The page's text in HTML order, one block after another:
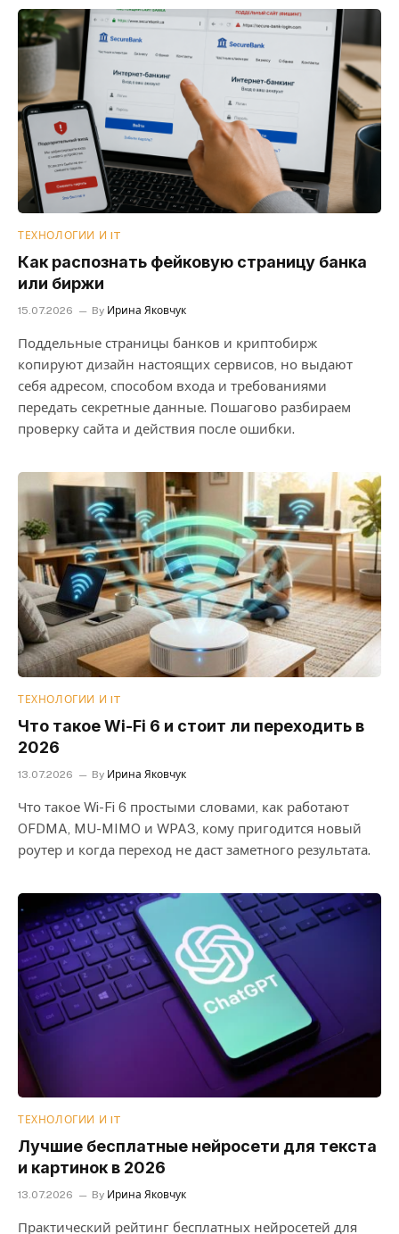
ТЕХНОЛОГИИ И IT
Как распознать фейковую страницу банка
или биржи
15.07.2026 By Ирина Яковчук
Поддельные страницы банков и криптобирж
копируют дизайн настоящих сервисов, но выдают
себя адресом, способом входа и требованиями
передать секретные данные. Пошагово разбираем
проверку сайта и действия после ошибки.
ТЕХНОЛОГИИ И IT
Что такое Wi-Fi 6 и стоит ли переходить в
2026
13.07.2026 By Ирина Яковчук
Что такое Wi-Fi 6 простыми словами, как работают
OFDMA, MU-MIMO и WPA3, кому пригодится новый
роутер и когда переход не даст заметного результата.
ТЕХНОЛОГИИ И IT
Лучшие бесплатные нейросети для текста
и картинок в 2026
13.07.2026 By Ирина Яковчук
Практический рейтинг бесплатных нейросетей для